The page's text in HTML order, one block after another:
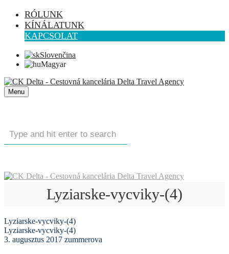
RÓLUNK
KÍNÁLATUNK
KAPCSOLAT
Slovenčina
Magyar
Menu
Lyziarske-vycviky-(4)
Lyziarske-vycviky-(4)
Lyziarske-vycviky-(4)
3. augusztus 2017 zummerova